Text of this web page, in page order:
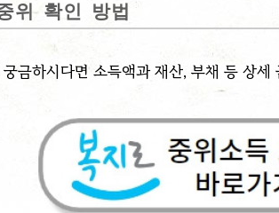
위 확인 방법
금하시다면 소득액과 재산, 부채 등 상